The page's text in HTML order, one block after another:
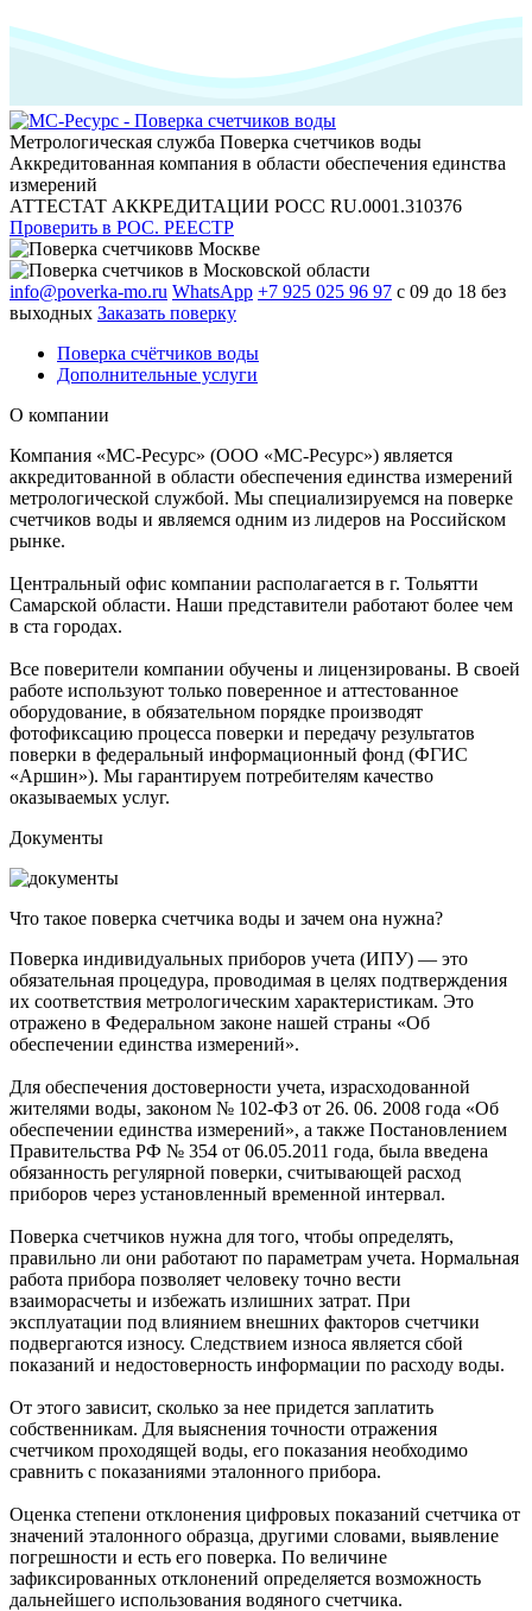
Метрологическая служба Поверка счетчиков воды
Аккредитованная компания в области обеспечения единства
измерений
АТТЕСТАТ АККРЕДИТАЦИИ РОСС RU.0001.310376
Проверить в РОС. РЕЕСТР
info@poverka-mo.ru WhatsApp +7 925 025 96 97 с 09 до 18 без
выходных Заказать поверку
Поверка счётчиков воды
Дополнительные услуги
О компании
Компания «МС-Ресурс» (ООО «МС-Ресурс») является
аккредитованной в области обеспечения единства измерений
метрологической службой. Мы специализируемся на поверке
счетчиков воды и являемся одним из лидеров на Российском
рынке.
Центральный офис компании располагается в г. Тольятти
Самарской области. Наши представители работают более чем
в ста городах.
Все поверители компании обучены и лицензированы. В своей
работе используют только поверенное и аттестованное
оборудование, в обязательном порядке производят
фотофиксацию процесса поверки и передачу результатов
поверки в федеральный информационный фонд (ФГИС
«Аршин»). Мы гарантируем потребителям качество
оказываемых услуг.
Документы
Что такое поверка счетчика воды и зачем она нужна?
Поверка индивидуальных приборов учета (ИПУ) — это
обязательная процедура, проводимая в целях подтверждения
их соответствия метрологическим характеристикам. Это
отражено в Федеральном законе нашей страны «Об
обеспечении единства измерений».
Для обеспечения достоверности учета, израсходованной
жителями воды, законом № 102-ФЗ от 26. 06. 2008 года «Об
обеспечении единства измерений», а также Постановлением
Правительства РФ № 354 от 06.05.2011 года, была введена
обязанность регулярной поверки, считывающей расход
приборов через установленный временной интервал.
Поверка счетчиков нужна для того, чтобы определять,
правильно ли они работают по параметрам учета. Нормальная
работа прибора позволяет человеку точно вести
взаиморасчеты и избежать излишних затрат. При
эксплуатации под влиянием внешних факторов счетчики
подвергаются износу. Следствием износа является сбой
показаний и недостоверность информации по расходу воды.
От этого зависит, сколько за нее придется заплатить
собственникам. Для выяснения точности отражения
счетчиком проходящей воды, его показания необходимо
сравнить с показаниями эталонного прибора.
Оценка степени отклонения цифровых показаний счетчика от
значений эталонного образца, другими словами, выявление
погрешности и есть его поверка. По величине
зафиксированных отклонений определяется возможность
дальнейшего использования водяного счетчика.